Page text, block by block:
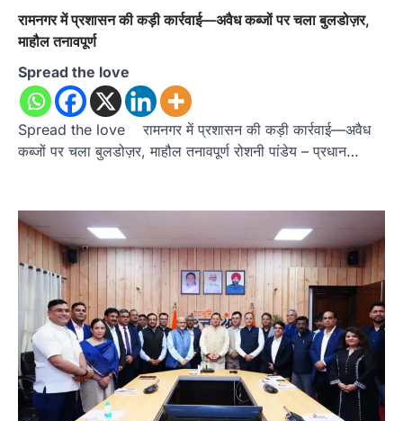
रामनगर में प्रशासन की कड़ी कार्रवाई—अवैध कब्जों पर चला बुलडोज़र,
माहौल तनावपूर्ण
Spread the love
Spread the love रामनगर में प्रशासन की कड़ी कार्रवाई—अवैध
कब्जों पर चला बुलडोज़र, माहौल तनावपूर्ण रोशनी पांडेय – प्रधान…